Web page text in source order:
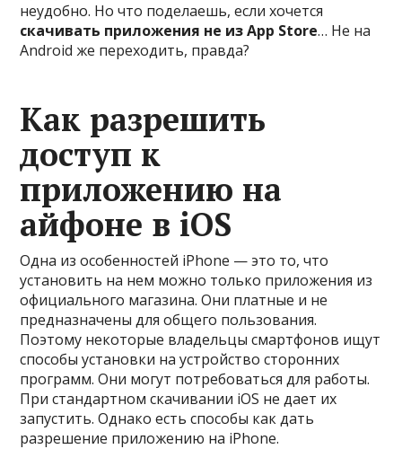
неудобно. Но что поделаешь, если хочется
скачивать приложения не из App Store… Не на
Android же переходить, правда?
Как разрешить
доступ к
приложению на
айфоне в iOS
Одна из особенностей iPhone — это то, что
установить на нем можно только приложения из
официального магазина. Они платные и не
предназначены для общего пользования.
Поэтому некоторые владельцы смартфонов ищут
способы установки на устройство сторонних
программ. Они могут потребоваться для работы.
При стандартном скачивании iOS не дает их
запустить. Однако есть способы как дать
разрешение приложению на iPhone.